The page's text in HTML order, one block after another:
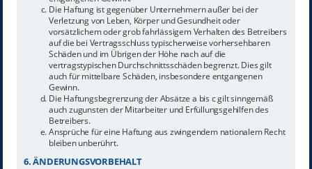
Die Haftung ist gegenüber Unternehmern außer bei der
Verletzung von Leben, Körper und Gesundheit oder
vorsätzlichem oder grob fahrlässigem Verhalten des Betreibers
auf die bei Vertragsschluss typischerweise vorhersehbaren
Schäden und im Übrigen der Höhe nach auf die
vertragstypischen Durchschnittsschäden begrenzt. Dies gilt
auch für mittelbare Schäden, insbesondere entgangenen
Gewinn.
Die Haftungsbegrenzung der Absätze a bis c gilt sinngemäß
auch zugunsten der Mitarbeiter und Erfüllungsgehilfen des
Betreibers.
Ansprüche für eine Haftung aus zwingendem nationalem Recht
bleiben unberührt.
6. ÄNDERUNGSVORBEHALT